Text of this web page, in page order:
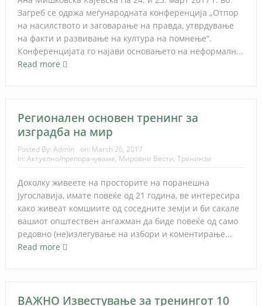
Загреб се одржа меѓународната конференција „Отпор
на насилството и заговарање на правда, утврдување
на факти и развивање на култура на помнење“.
Конференцијата го најави основањето на неформалн...
Read more
Регионален основен тренинг за
изградба на мир
Posted By: Admin on: March 26, 2017
In: Актуелно/препорачуваме, Мировни Вести, Тренинзи
Доколку живеете на просторите на поранешна
Југославија, имате повеќе од 21 година, ве интересира
како живеат комшиите од соседните земји и би сакале
вашиот општествен ангажман да биде повеќе од само
редовно (не)излегување на избори и коментирање...
Read more
ВАЖНО Известување за тренингот 10